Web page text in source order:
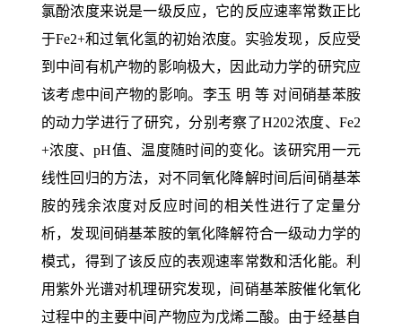
氯酚浓度来说是一级反应，它的反应速率常数正比
于Fe2+和过氧化氢的初始浓度。实验发现，反应受
到中间有机产物的影响极大，因此动力学的研究应
该考虑中间产物的影响。李玉 明 等 对间硝基苯胺
的动力学进行了研究，分别考察了H202浓度、Fe2
+浓度、pH值、温度随时间的变化。该研究用一元
线性回归的方法，对不同氧化降解时间后间硝基苯
胺的残余浓度对反应时间的相关性进行了定量分
析，发现间硝基苯胺的氧化降解符合一级动力学的
模式，得到了该反应的表观速率常数和活化能。利
用紫外光谱对机理研究发现，间硝基苯胺催化氧化
过程中的主要中间产物应为戊烯二酸。由于经基自